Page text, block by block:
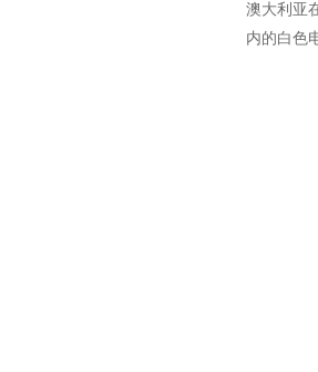
澳大利亚
内的白色